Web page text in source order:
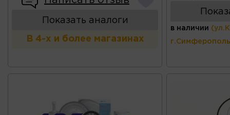
Показать аналоги
В 4-х и более магазинах
в наличии